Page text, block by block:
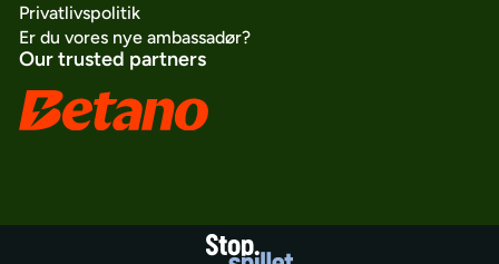
Privatlivspolitik
Er du vores nye ambassadør?
Our trusted partners